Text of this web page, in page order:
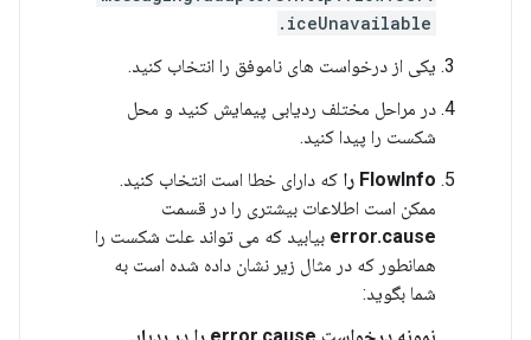
iceUnavailable.
یکی از درخواست های ناموفق را انتخاب کنید.
در مراحل مختلف ردیابی پیمایش کنید و محل
شکست را پیدا کنید.
FlowInfo را
که دارای خطا است انتخاب کنید.
ممکن است اطلاعات بیشتری را در قسمت
error.cause بیابید که می تواند علت شکست را
همانطور که در مثال زیر نشان داده شده است به
شما بگوید: